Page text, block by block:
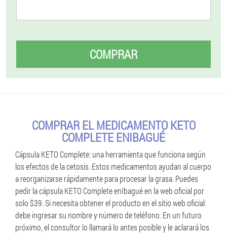
COMPRAR
COMPRAR EL MEDICAMENTO KETO
COMPLETE ENIBAGUÉ
Cápsula KETO Complete: una herramienta que funciona según
los efectos de la cetosis. Estos medicamentos ayudan al cuerpo
a reorganizarse rápidamente para procesar la grasa. Puedes
pedir la cápsula KETO Complete enIbagué en la web oficial por
solo $39. Si necesita obtener el producto en el sitio web oficial:
debe ingresar su nombre y número de teléfono. En un futuro
próximo, el consultor lo llamará lo antes posible y le aclarará los